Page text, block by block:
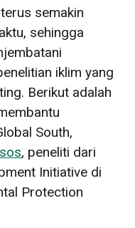
terus semakin
sehingga
iklim yang
Berikut adalah
South,
, peneliti dari
Initiative di
Protection